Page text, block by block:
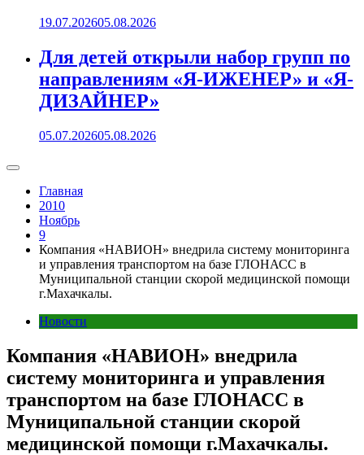
19.07.202605.08.2026
Для детей открыли набор групп по
направлениям «Я-ИЖЕНЕР» и «Я-
ДИЗАЙНЕР»
05.07.202605.08.2026
Главная
2010
Ноябрь
9
Компания «НАВИОН» внедрила систему мониторинга
и управления транспортом на базе ГЛОНАСС в
Муниципальной станции скорой медицинской помощи
г.Махачкалы.
Новости
Компания «НАВИОН» внедрила
систему мониторинга и управления
транспортом на базе ГЛОНАСС в
Муниципальной станции скорой
медицинской помощи г.Махачкалы.